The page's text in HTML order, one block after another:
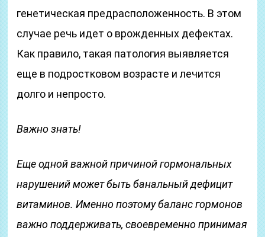
генетическая предрасположенность. В этом
случае речь идет о врожденных дефектах.
Как правило, такая патология выявляется
еще в подростковом возрасте и лечится
долго и непросто.
Важно знать!
Еще одной важной причиной гормональных
нарушений может быть банальный дефицит
витаминов. Именно поэтому баланс гормонов
важно поддерживать, своевременно принимая